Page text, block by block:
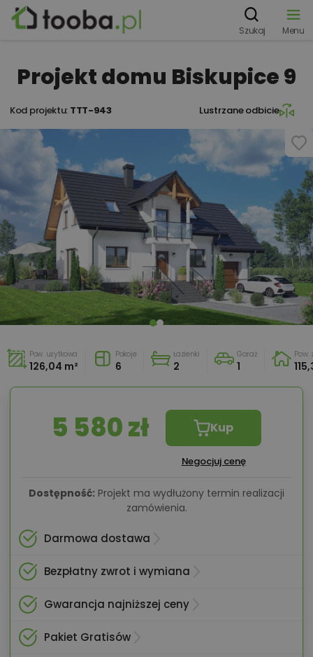
Szukaj Menu
Projekt domu Biskupice 9
Kod projektu: TTT-943 Lustrzane odbicie
Pow. użytkowa
126,04 m²
Pokoje
6
Łazienki
2
Garaż
1
Pow.
5 580 zł Kup
Negocjuj cenę
Dostępność: Projekt ma wydłużony termin realizacji
zamówienia.
Darmowa dostawa
Bezpłatny zwrot i wymiana
Gwarancja najniższej ceny
Pakiet Gratisów